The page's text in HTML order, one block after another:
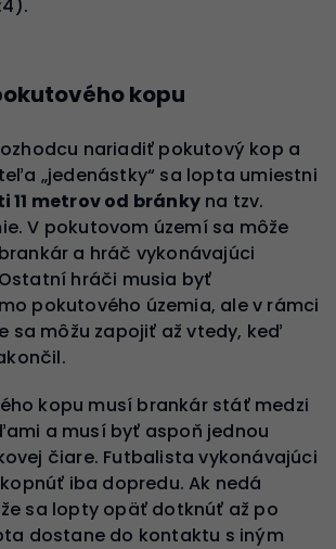
kopu
nariadiť pokutový kop a
„jedenástky“ sa lopta umiestni
11 metrov od bránky na tzv.
V pokutovom území sa môže
a hráč vykonávajúci
hráči musia byť
pokutového územia, ale v rámci
sa môžu zapojiť až vtedy, keď
kopu musí brankár stáť medzi
a musí byť aspoň jednou
čiare. Futbalista vykonávajúci
kopnúť iba dopredu. Ak nedá
sa lopty opäť dotknúť až po
dostane do kontaktu s iným